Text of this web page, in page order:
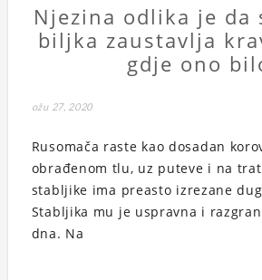
Njezina odlika je da
biljka zaustavlja
gdje ono
ožu 27, 2020
Rusomača raste kao dosadan
obrađenom tlu, uz puteve i na
stabljike ima preasto izrezane
Stabljika mu je uspravna i
dna. Na